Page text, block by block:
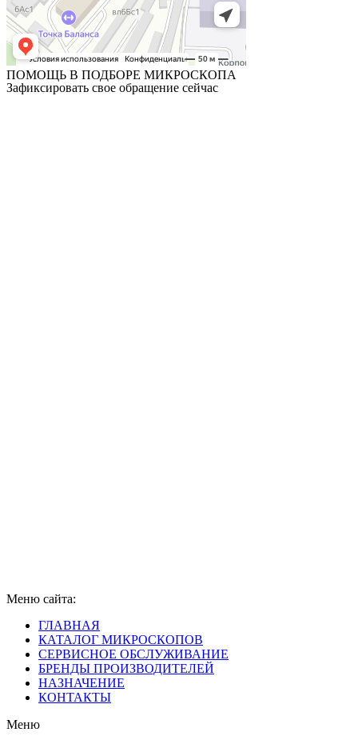
ПОМОЩЬ В ПОДБОРЕ МИКРОСКОПА
Зафиксировать свое обращение сейчас
Меню сайта:
ГЛАВНАЯ
КАТАЛОГ МИКРОСКОПОВ
СЕРВИСНОЕ ОБСЛУЖИВАНИЕ
БРЕНДЫ ПРОИЗВОДИТЕЛЕЙ
НАЗНАЧЕНИЕ
КОНТАКТЫ
Меню